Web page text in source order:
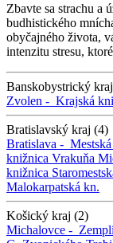
Zbavte sa strachu a
budhistického
obyčajného života,
intenzitu stresu,
Banskobystrický
Zvolen - Krajská
Bratislavský kraj (4)
Bratislava -
knižnica Vrakuňa
knižnica
Malokarpatská kn.
Košický kraj (2)
Michalovce -